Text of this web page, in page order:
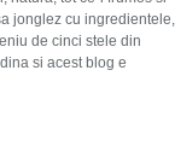
jonglez cu ingredientele,
de cinci stele din
si acest blog e